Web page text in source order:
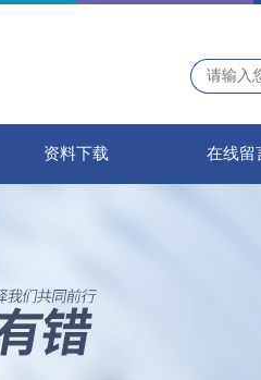
资料下载 在线留